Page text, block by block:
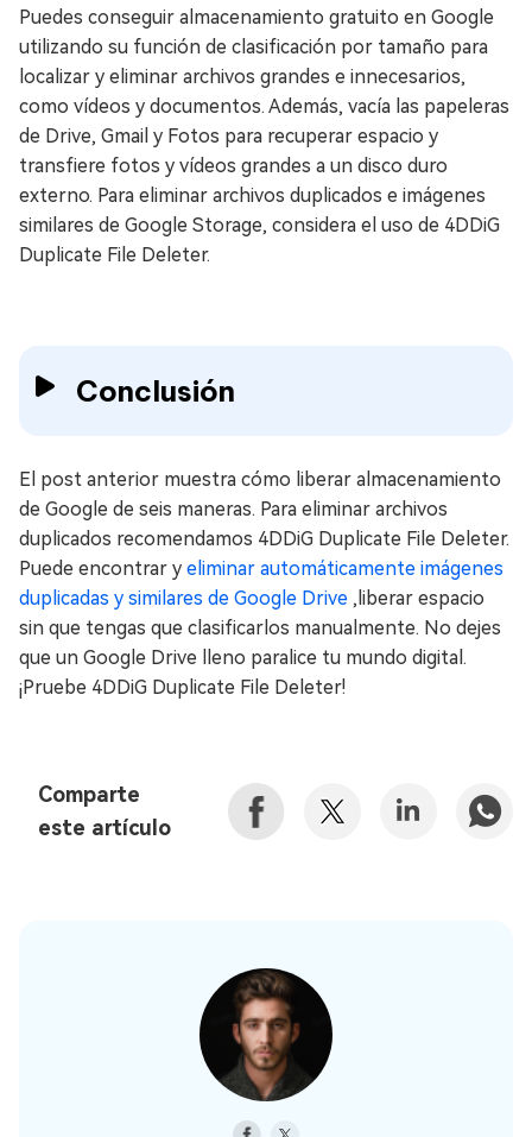
Puedes conseguir almacenamiento gratuito en Google
utilizando su función de clasificación por tamaño para
localizar y eliminar archivos grandes e innecesarios,
como vídeos y documentos. Además, vacía las papeleras
de Drive, Gmail y Fotos para recuperar espacio y
transfiere fotos y vídeos grandes a un disco duro
externo. Para eliminar archivos duplicados e imágenes
similares de Google Storage, considera el uso de 4DDiG
Duplicate File Deleter.
Conclusión
El post anterior muestra cómo liberar almacenamiento
de Google de seis maneras. Para eliminar archivos
duplicados recomendamos 4DDiG Duplicate File Deleter.
Puede encontrar y eliminar automáticamente imágenes
duplicadas y similares de Google Drive ,liberar espacio
sin que tengas que clasificarlos manualmente. No dejes
que un Google Drive lleno paralice tu mundo digital.
¡Pruebe 4DDiG Duplicate File Deleter!
Comparte
este artículo